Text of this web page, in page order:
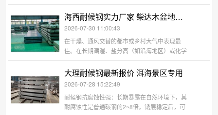
之转化为自身的力量与美感。在追求可持续发展
与人文精神的今天，耐候钢以其低维护、长寿
命、真环保的实用价值，和会呼吸、有记忆、能
融合的深刻情感价值，正成为连接功
海西耐候钢实力厂家 柴达木盆地专用
2026-07-30 11:00:43
在干燥、通风交替的都市或乡村大气中表现最
佳。在长期潮湿、盐分高（如沿海地区）或化学
污染严重的工业区，其优势会打折扣。焊接或螺
栓连接时，需使用配套的耐候钢专用焊条和螺
栓，以保证连接处的腐蚀一致性。 当然，耐候钢
并非万能，在强酸强碱、高湿度密闭
大理耐候钢最新报价 洱海景区专用
2026-07-28 15:22:49
耐候钢抗腐蚀性强：长期暴露在自然环境下，其
耐腐蚀性是普通碳钢的2~8倍。锈层稳定后，可